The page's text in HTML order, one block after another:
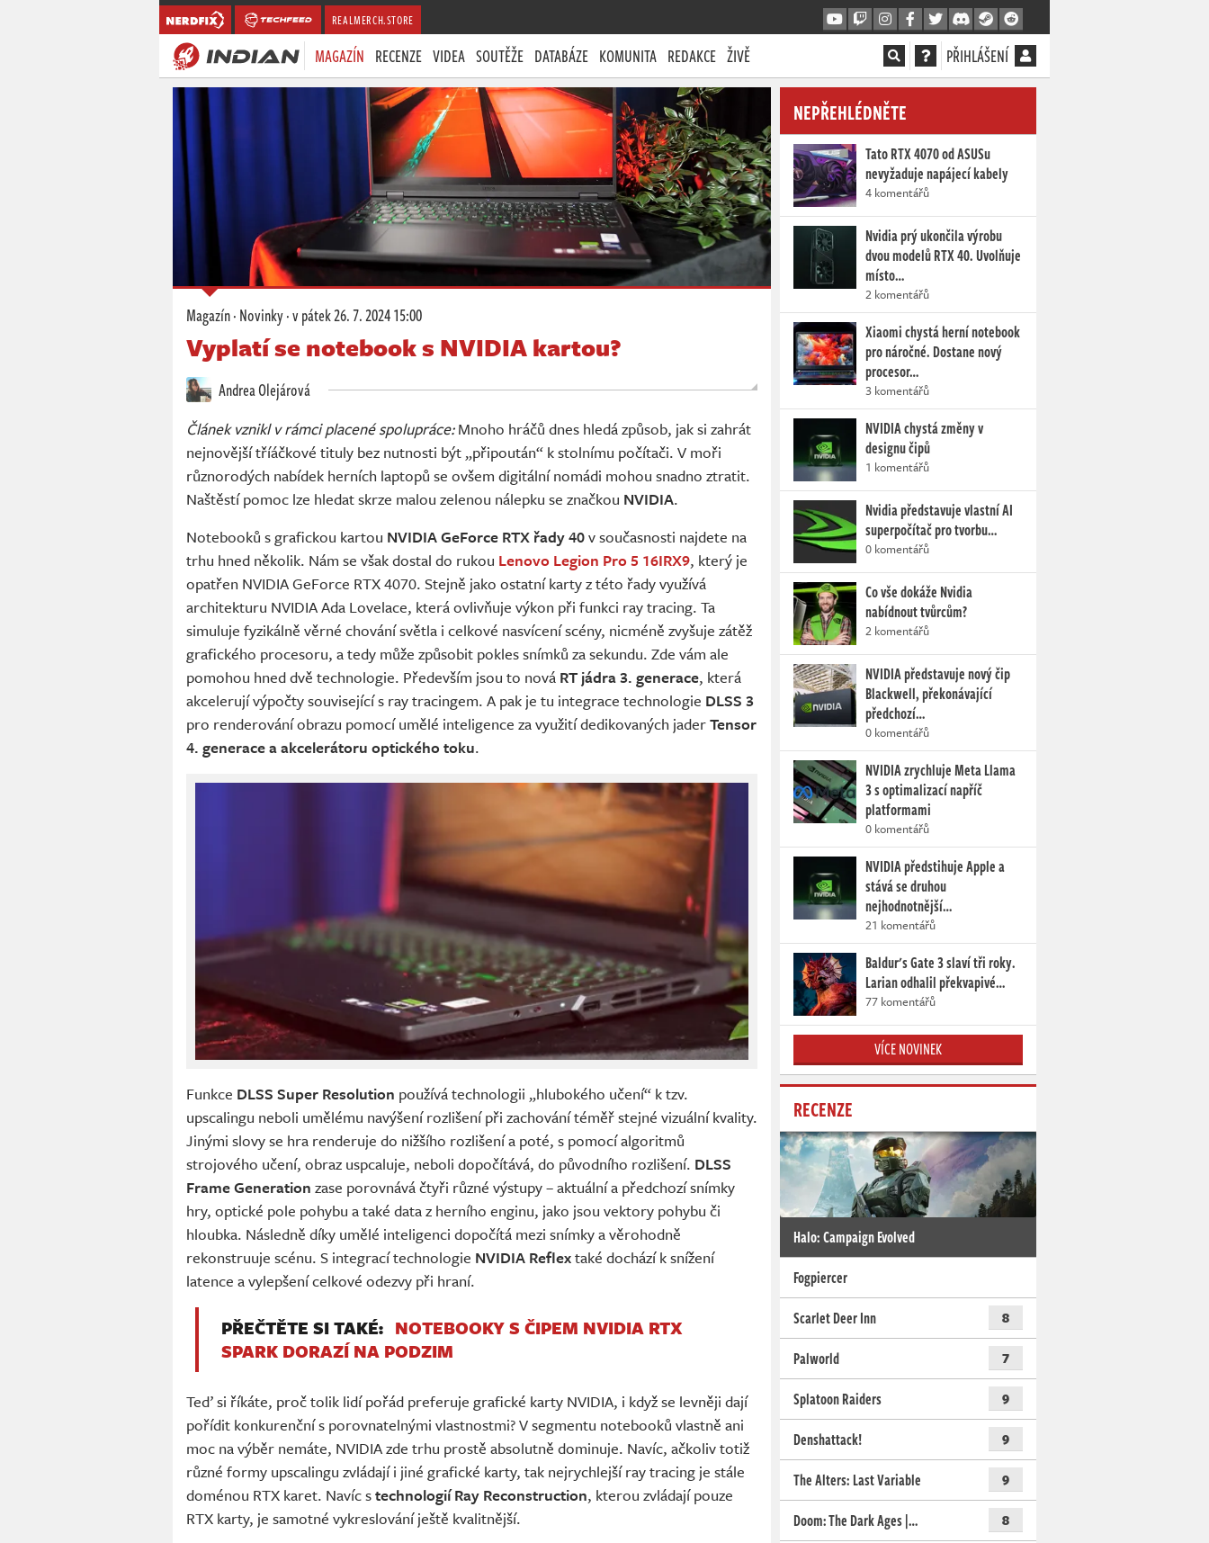
REALMERCH.STORE
MAGAZÍN RECENZE VIDEA SOUTĚŽE DATABÁZE KOMUNITA REDAKCE ŽIVĚ PŘIHLÁŠENÍ
Magazín·Novinky·v pátek26. 7. 2024 15:00
Vyplatí se notebook s NVIDIA kartou?
Andrea Olejárová
Článek vznikl v rámci placené spolupráce:Mnoho hráčů dnes hledá způsob, jak si zahrát
nejnovější tříáčkové tituly bez nutnosti být „připoután“ k stolnímu počítači. V moři
různorodých nabídek herních laptopů se ovšem digitální nomádi mohou snadno ztratit.
Naštěstí pomoc lze hledat skrze malou zelenou nálepku se značkou NVIDIA.
Notebooků s grafickou kartou NVIDIA GeForce RTX řady 40v současnosti najdete na
trhu hned několik. Nám se však dostal do rukou Lenovo Legion Pro 5 16IRX9, který je
opatřen NVIDIA GeForce RTX 4070. Stejně jako ostatní karty z této řady využívá
architekturu NVIDIA Ada Lovelace, která ovlivňuje výkon při funkci ray tracing. Ta
simuluje fyzikálně věrné chování světla i celkové nasvícení scény, nicméně zvyšuje zátěž
grafického procesoru, a tedy může způsobit pokles snímků za sekundu. Zde vám ale
pomohou hned dvě technologie. Především jsou to nová RT jádra 3. generace, která
akcelerují výpočty související s ray tracingem. A pak je tu integrace technologie DLSS 3
pro renderování obrazu pomocí umělé inteligence za využití dedikovaných jaderTensor
4. generace a akcelerátoru optického toku.
Funkce DLSS Super Resolution používá technologii „hlubokého učení“ k tzv.
upscalingu neboli umělému navýšení rozlišení při zachování téměř stejné vizuální kvality.
Jinými slovy se hra renderuje do nižšího rozlišení a poté, s pomocí algoritmů
strojového učení, obraz uspcaluje, neboli dopočítává, do původního rozlišení. DLSS
Frame Generation zase porovnává čtyři různé výstupy – aktuální a předchozí snímky
hry, optické pole pohybu a také data z herního enginu, jako jsou vektory pohybu či
hloubka. Následně díky umělé inteligenci dopočítá mezi snímky a věrohodně
rekonstruuje scénu. S integrací technologie NVIDIA Reflextaké dochází k snížení
latence a vylepšení celkové odezvy při hraní.
PŘEČTĚTE SI TAKÉ: NOTEBOOKY S ČIPEM NVIDIA RTX
SPARK DORAZÍ NA PODZIM
Teď si říkáte, proč tolik lidí pořád preferuje grafické karty NVIDIA, i když se levněji dají
pořídit konkurenční s porovnatelnými vlastnostmi? V segmentu notebooků vlastně ani
moc na výběr nemáte, NVIDIA zde trhu prostě absolutně dominuje. Navíc, ačkoliv totiž
různé formy upscalingu zvládají i jiné grafické karty, tak nejrychlejší ray tracing je stále
doménou RTX karet. Navíc stechnologií Ray Reconstruction, kterou zvládají pouze
RTX karty, je samotné vykreslování ještě kvalitnější.
NEPŘEHLÉDNĚTE
Tato RTX 4070 od ASUSu
nevyžaduje napájecí kabely
4 komentářů
Nvidia prý ukončila výrobu
dvou modelů RTX 40. Uvolňuje
místo…
2 komentářů
Xiaomi chystá herní notebook
pro náročné. Dostane nový
procesor…
3 komentářů
NVIDIA chystá změny v
designu čipů
1 komentářů
Nvidia představuje vlastní AI
superpočítač pro tvorbu…
0 komentářů
Co vše dokáže Nvidia
nabídnout tvůrcům?
2 komentářů
NVIDIA představuje nový čip
Blackwell, překonávající
předchozí…
0 komentářů
NVIDIA zrychluje Meta Llama
3 s optimalizací napříč
platformami
0 komentářů
NVIDIA předstihuje Apple a
stává se druhou
nejhodnotnější…
21 komentářů
Baldur's Gate 3 slaví tři roky.
Larian odhalil překvapivé…
77 komentářů
VÍCE NOVINEK
RECENZE
Halo: Campaign Evolved
Fogpiercer
Scarlet Deer Inn
8
Palworld 7
Splatoon Raiders 9
Denshattack! 9
The Alters: Last Variable 9
Doom: The Dark Ages |… 8